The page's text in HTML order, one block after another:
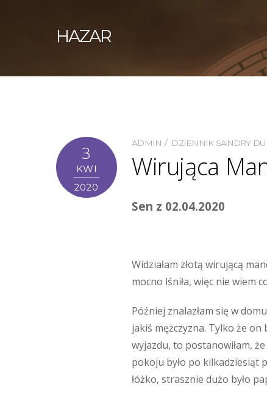
HAZAR
3
KWI
2020
ADMIN DZIENNIK SANDRY
Wirująca
Sen z 02.04.2020
Widziałam złotą wirującą
mocno lśniła, więc nie wiem
Później znalazłam się w
jakiś mężczyzna. Tylko że on
wyjazdu, to postanowiłam,
pokoju było po kilkadziesiąt
łóżko, strasznie dużo było